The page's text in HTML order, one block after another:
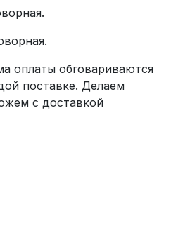
оплаты обговариваются
поставке. Делаем
с доставкой